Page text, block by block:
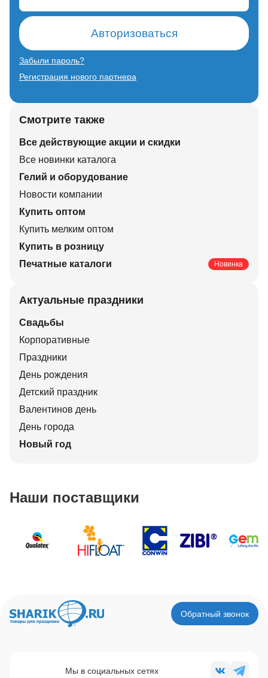
Авторизоваться
Забыли пароль?
Регистрация нового партнера
Смотрите также
Все действующие акции и скидки
Все новинки каталога
Гелий и оборудование
Новости компании
Купить оптом
Купить мелким оптом
Купить в розницу
Печатные каталоги
Новинка
Актуальные праздники
Свадьбы
Корпоративные
Праздники
День рождения
Детский праздник
Валентинов день
День города
Новый год
Наши поставщики
Обратный звонок
Мы в социальных сетях